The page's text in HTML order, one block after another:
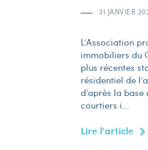
31 JANVIER
L’Association
immobiliers du
plus récentes
résidentiel de
d’après la
courtiers i...
Lire l'article